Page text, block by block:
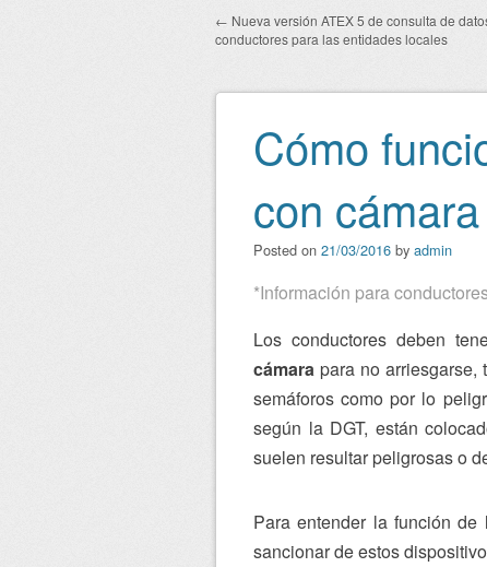
Post navigation
← Nueva versión ATEX 5 de consulta de
conductores para las entidades locales
Cómo
con cámara
Posted on 21/03/2016 by admin
*Información para
Los conductores deben
cámara para no arriesgarse,
semáforos como por lo
según la DGT, están
suelen resultar peligrosas o
Para entender la función
sancionar de estos